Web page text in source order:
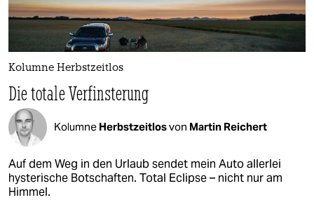
Kolumne Herbstzeitlos
Die totale Verfinsterung
Kolumne Herbstzeitlosvon Martin Reichert
Auf dem Weg in den Urlaub sendet mein Auto allerlei
hysterische Botschaften. Total Eclipse – nicht nur am
Himmel.